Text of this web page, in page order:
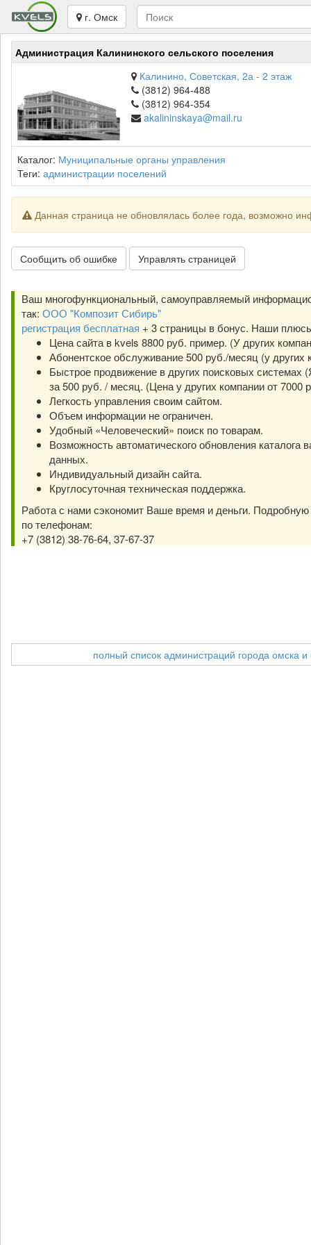
г. Омск
Администрация Калининского сельского поселения
Калинино, Советская, 2а - 2 этаж
(3812) 964-488
(3812) 964-354
akalininskaya@mail.ru
Каталог: Муниципальные органы управления
Теги: администрации поселений
Данная страница не обновлялась более года, возможно
Сообщить об ошибке Управлять страницей
Ваш многофункциональный, самоуправляемый
так: ООО "Композит Сибирь"
регистрация бесплатная + 3 страницы в бонус. Наши
Цена сайта в kvels 8800 руб. пример. (У других
Абонентское обслуживание 500 руб./месяц (у других
Быстрое продвижение в других поисковых системах
за 500 руб. / месяц. (Цена у других компании от 7000
Легкость управления своим сайтом.
Объем информации не ограничен.
Удобный «Человеческий» поиск по товарам.
Возможность автоматического обновления каталога
данных.
Индивидуальный дизайн сайта.
Круглосуточная техническая поддержка.
Работа с нами сэкономит Ваше время и деньги.
по телефонам:
+7 (3812) 38-76-64, 37-67-37
полный список администраций города омска и